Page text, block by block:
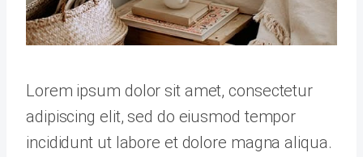
Lorem ipsum dolor sit amet, consectetur
adipiscing elit, sed do eiusmod tempor
incididunt ut labore et dolore magna aliqua.